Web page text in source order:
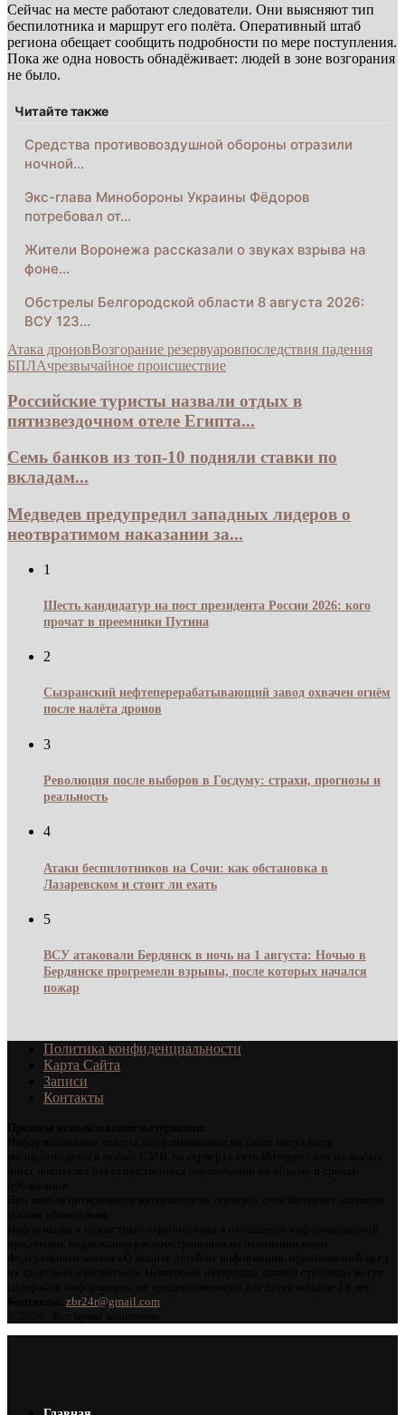
Сейчас на месте работают следователи. Они выясняют тип
беспилотника и маршрут его полёта. Оперативный штаб
региона обещает сообщить подробности по мере поступления.
Пока же одна новость обнадёживает: людей в зоне возгорания
не было.
Читайте также
Средства противовоздушной обороны отразили
ночной…
Экс-глава Минобороны Украины Фёдоров
потребовал от…
Жители Воронежа рассказали о звуках взрыва на
фоне…
Обстрелы Белгородской области 8 августа 2026:
ВСУ 123…
Атака дроновВозгорание резервуаровпоследствия падения
БПЛАчрезвычайное происшествие
Российские туристы назвали отдых в
пятизвездочном отеле Египта...
Семь банков из топ-10 подняли ставки по
вкладам...
Медведев предупредил западных лидеров о
неотвратимом наказании за...
1
Шесть кандидатур на пост президента России 2026: кого
прочат в преемники Путина
2
Сызранский нефтеперерабатывающий завод охвачен огнём
после налёта дронов
3
Революция после выборов в Госдуму: страхи, прогнозы и
реальность
4
Атаки беспилотников на Сочи: как обстановка в
Лазаревском и стоит ли ехать
5
ВСУ атаковали Бердянск в ночь на 1 августа: Ночью в
Бердянске прогремели взрывы, после которых начался
пожар
Политика конфиденциальности
Карта Сайта
Записи
Контакты
zbr24r@gmail.com